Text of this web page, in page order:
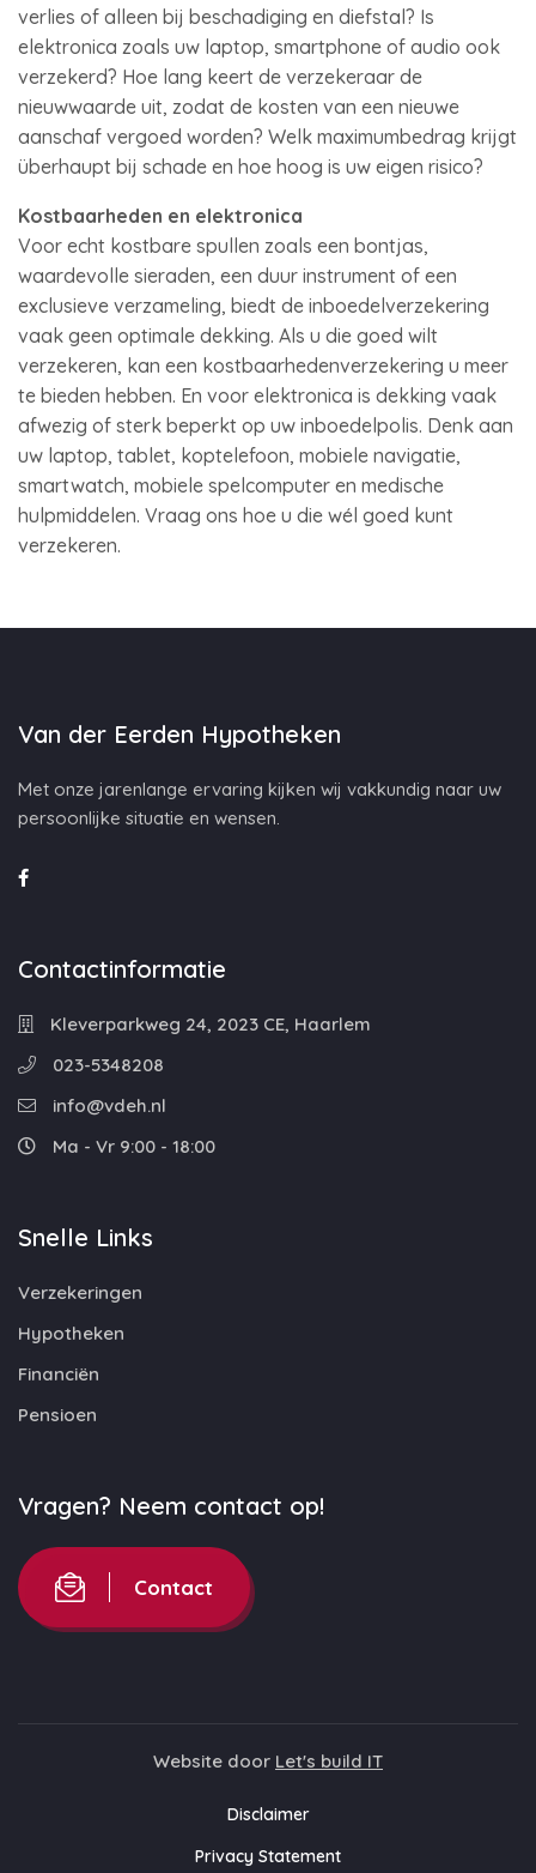
verlies of alleen bij beschadiging en diefstal? Is
elektronica zoals uw laptop, smartphone of audio ook
verzekerd? Hoe lang keert de verzekeraar de
nieuwwaarde uit, zodat de kosten van een nieuwe
aanschaf vergoed worden? Welk maximumbedrag krijgt
überhaupt bij schade en hoe hoog is uw eigen risico?
Kostbaarheden en elektronica
Voor echt kostbare spullen zoals een bontjas,
waardevolle sieraden, een duur instrument of een
exclusieve verzameling, biedt de inboedelverzekering
vaak geen optimale dekking. Als u die goed wilt
verzekeren, kan een kostbaarhedenverzekering u meer
te bieden hebben. En voor elektronica is dekking vaak
afwezig of sterk beperkt op uw inboedelpolis. Denk aan
uw laptop, tablet, koptelefoon, mobiele navigatie,
smartwatch, mobiele spelcomputer en medische
hulpmiddelen. Vraag ons hoe u die wél goed kunt
verzekeren.
Van der Eerden Hypotheken
Met onze jarenlange ervaring kijken wij vakkundig naar uw
persoonlijke situatie en wensen.
Contactinformatie
Kleverparkweg 24, 2023 CE, Haarlem
023-5348208
info@vdeh.nl
Ma - Vr 9:00 - 18:00
Snelle Links
Verzekeringen
Hypotheken
Financiën
Pensioen
Vragen? Neem contact op!
Contact
Website door Let's build IT
Disclaimer
Privacy Statement